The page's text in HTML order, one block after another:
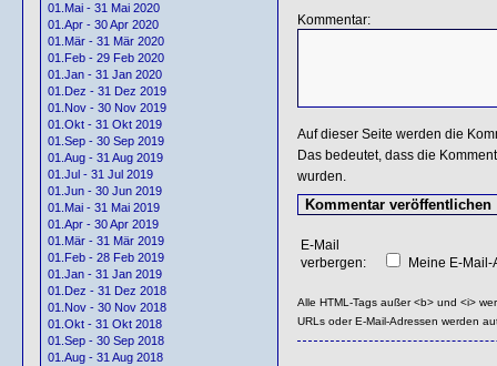
01.Mai - 31 Mai 2020
01.Apr - 30 Apr 2020
01.Mär - 31 Mär 2020
01.Feb - 29 Feb 2020
01.Jan - 31 Jan 2020
01.Dez - 31 Dez 2019
01.Nov - 30 Nov 2019
01.Okt - 31 Okt 2019
01.Sep - 30 Sep 2019
01.Aug - 31 Aug 2019
01.Jul - 31 Jul 2019
01.Jun - 30 Jun 2019
01.Mai - 31 Mai 2019
01.Apr - 30 Apr 2019
01.Mär - 31 Mär 2019
01.Feb - 28 Feb 2019
01.Jan - 31 Jan 2019
01.Dez - 31 Dez 2018
01.Nov - 30 Nov 2018
01.Okt - 31 Okt 2018
01.Sep - 30 Sep 2018
01.Aug - 31 Aug 2018
Kommentar:
Auf dieser Seite werden die
Das bedeutet, dass die
wurden.
E-Mail
verbergen:
Meine E-
Alle HTML-Tags außer <b> und <i>
URLs oder E-Mail-Adressen werden